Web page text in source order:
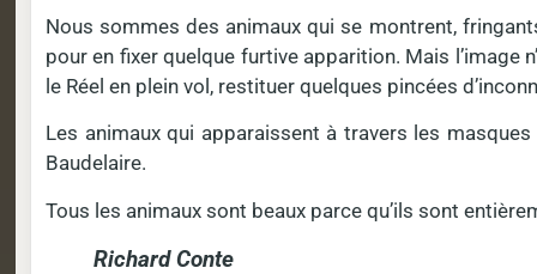
Nous sommes des animaux qui se montrent,
pour en fixer quelque furtive apparition. Mais
le Réel en plein vol, restituer quelques pincées
Les animaux qui apparaissent à travers les
Baudelaire.
Tous les animaux sont beaux parce qu’ils sont
Richard Conte